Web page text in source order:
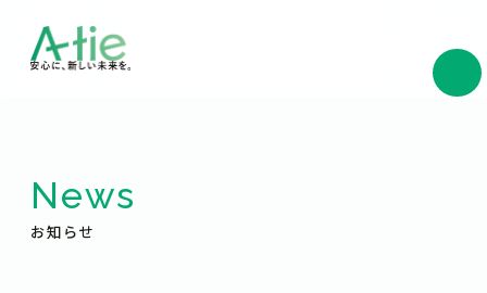
News
お知らせ